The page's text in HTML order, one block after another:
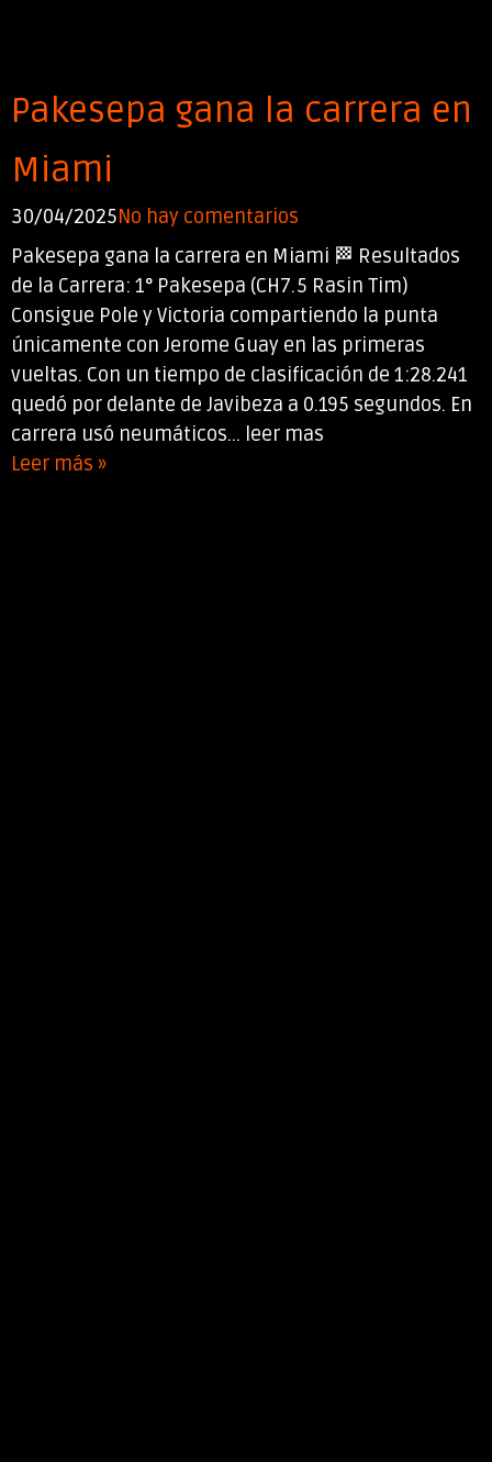
Pakesepa gana la carrera en
Miami
30/04/2025No hay comentarios
Pakesepa gana la carrera en Miami 🏁 Resultados
de la Carrera: 1° Pakesepa (CH7.5 Rasin Tim)
Consigue Pole y Victoria compartiendo la punta
únicamente con Jerome Guay en las primeras
vueltas. Con un tiempo de clasificación de 1:28.241
quedó por delante de Javibeza a 0.195 segundos. En
carrera usó neumáticos... leer mas
Leer más »